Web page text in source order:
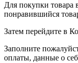
Для покупки товара
понравившийся
Затем перейдите в
Заполните
оплаты, данные о